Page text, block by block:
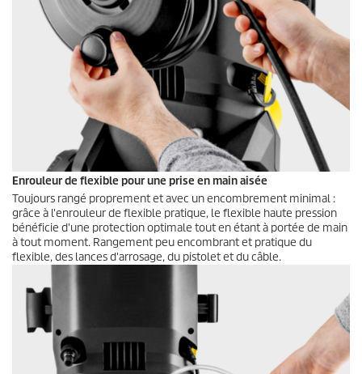
Enrouleur de flexible pour une prise en main aisée
Toujours rangé proprement et avec un encombrement minimal :
grâce à l'enrouleur de flexible pratique, le flexible haute pression
bénéficie d'une protection optimale tout en étant à portée de main
à tout moment. Rangement peu encombrant et pratique du
flexible, des lances d'arrosage, du pistolet et du câble.